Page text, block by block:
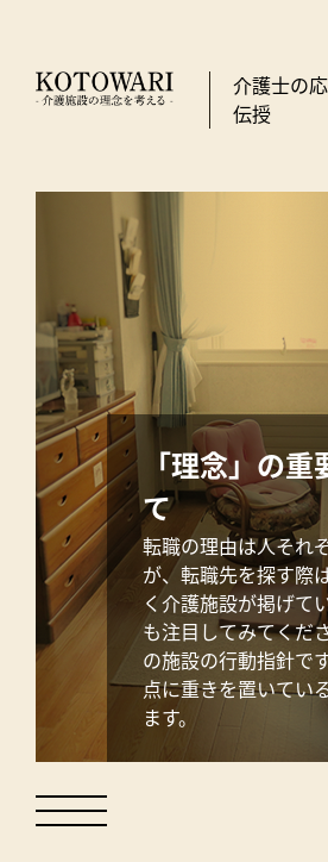
介護士の
伝授
「理念」の
て
転職の理由は人それ
が、転職先を探す際
く介護施設が掲げて
も注目してみてくだ
の施設の行動指針で
点に重きを置いてい
ます。